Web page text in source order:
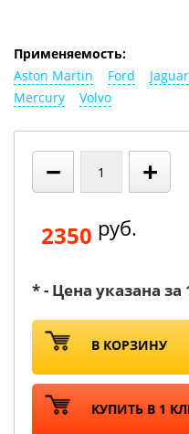
Применяемость:
Aston Martin
Ford Jaguar
Mercury
Volvo
− +
2350 руб.
* - Цена указана за
В КОРЗИНУ
КУПИТЬ В 1